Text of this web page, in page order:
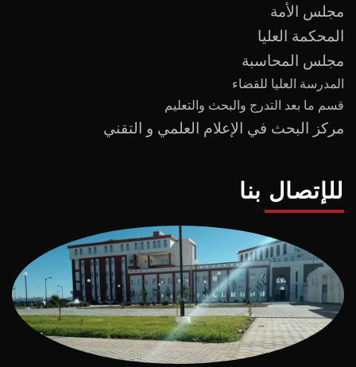
مجلس الأمة
المحكمة العليا
مجلس المحاسبة
المدرسة العليا للقضاء
قسم ما بعد التدرج و البحث والتعليم
مركز البحث في الإعلام العلمي و التقني
للإتصال بنا